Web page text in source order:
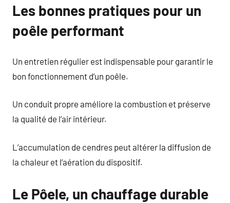
Les bonnes pratiques pour un
poêle performant
Un entretien régulier est indispensable pour garantir le
bon fonctionnement d’un poêle.
Un conduit propre améliore la combustion et préserve
la qualité de l’air intérieur.
L’accumulation de cendres peut altérer la diffusion de
la chaleur et l’aération du dispositif.
Le Pôele, un chauffage durable